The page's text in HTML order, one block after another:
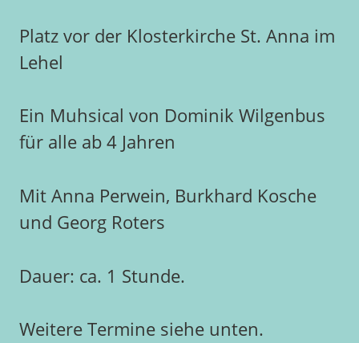
Platz vor der Klosterkirche St. Anna im
Lehel
Ein Muhsical von Dominik Wilgenbus
für alle ab 4 Jahren
Mit Anna Perwein, Burkhard Kosche
und Georg Roters
Dauer: ca. 1 Stunde.
Weitere Termine siehe unten.